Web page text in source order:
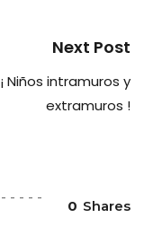
Next Post
¡ Niños intramuros y
extramuros !
0 Shares